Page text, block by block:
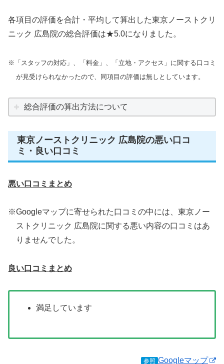
各項目の評価を合計・平均して算出した東京ノーストクリ
ニック 広島院の総合評価は★5.0になりました。
※「スタッフの対応」、「料金」、「立地・アクセス」に関する口コミ
が見受けられなかったので、同項目の評価は無しとしています。
総合評価の算出方法について
東京ノーストクリニック 広島院の悪い口コ
ミ・良い口コミ
悪い口コミまとめ
※Googleマップに寄せられた口コミの中には、東京ノー
ストクリニック 広島院に関する悪い内容の口コミはあ
りませんでした。
良い口コミまとめ
満足しています
参照 Googleマップ